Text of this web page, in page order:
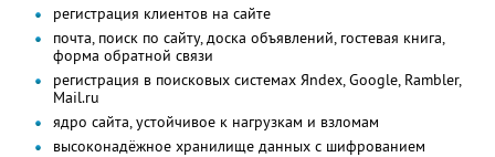
регистрация клиентов на сайте
почта, поиск по сайту, доска объявлений, гостевая книга,
форма обратной связи
регистрация в поисковых системах Яndex, Google, Rambler,
Mail.ru
ядро сайта, устойчивое к нагрузкам и взломам
высоконадёжное хранилище данных с шифрованием